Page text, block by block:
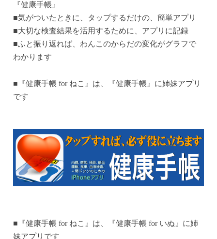
『健康手帳』
■気がついたときに、タップするだけの、簡単アプリ
■大切な検査結果を活用するために、アプリに記録
■ふと振り返れば、わんこのからだの変化がグラフで
わかります
■『健康手帳 for ねこ』は、『健康手帳』に姉妹アプリ
です
■『健康手帳 for ねこ』は、『健康手帳 for いぬ』に姉
妹アプリです